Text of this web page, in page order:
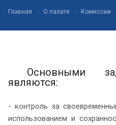
Главная О палате Комиссии
Основными
являются:
- контроль за
использованием и